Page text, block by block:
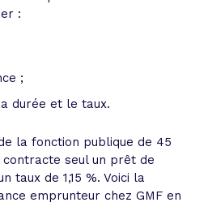
:
;
durée et le taux.
la fonction publique de 45
seul un prêt de
taux de 1,15 %. Voici la
emprunteur chez GMF en